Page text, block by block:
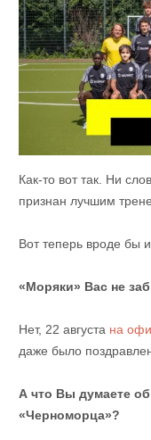
Как-то вот так. Ни
признан лучшим
Вот теперь вроде бы и
«Моряки» Вас не
Нет, 22 августа на
даже было
А что Вы думаете
«Черноморца»?